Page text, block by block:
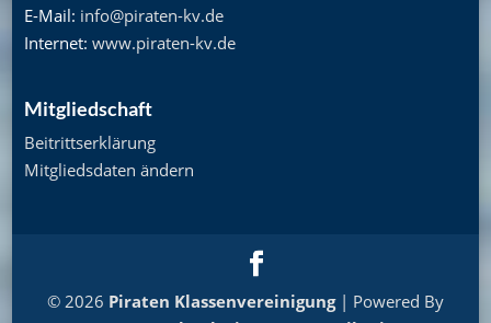
E-Mail: info@piraten-kv.de
Internet: www.piraten-kv.de
Mitgliedschaft
Beitrittserklärung
Mitgliedsdaten ändern
© 2026 Piraten Klassenvereinigung| Powered By